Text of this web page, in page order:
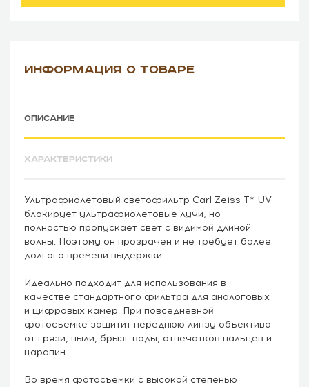
ИНФОРМАЦИЯ О ТОВАРЕ
ОПИСАНИЕ
ХАРАКТЕРИСТИКИ
Ультрафиолетовый светофильтр Carl Zeiss T* UV
блокирует ультрафиолетовые лучи, но
полностью пропускает свет с видимой длиной
волны. Поэтому он прозрачен и не требует более
долгого времени выдержки.
Идеально подходит для использования в
качестве стандартного фильтра для аналоговых
и цифровых камер. При повседневной
фотосъемке защитит переднюю линзу объектива
от грязи, пыли, брызг воды, отпечатков пальцев и
царапин.
Во время фотосъемки с высокой степенью